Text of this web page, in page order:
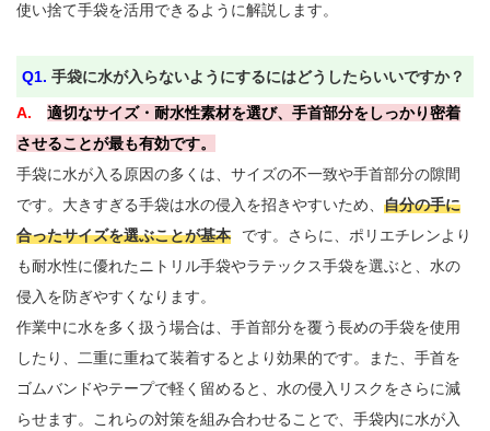
使い捨て手袋を活用できるように解説します。
Q1. 手袋に水が入らないようにするにはどうしたらいいですか？
A.
適切なサイズ・耐水性素材を選び、手首部分をしっかり密着
させることが最も有効です。
手袋に水が入る原因の多くは、サイズの不一致や手首部分の隙間
です。大きすぎる手袋は水の侵入を招きやすいため、 自分の手に
合ったサイズを選ぶことが基本
です。さらに、ポリエチレンより
も耐水性に優れたニトリル手袋やラテックス手袋を選ぶと、水の
侵入を防ぎやすくなります。
作業中に水を多く扱う場合は、手首部分を覆う長めの手袋を使用
したり、二重に重ねて装着するとより効果的です。また、手首を
ゴムバンドやテープで軽く留めると、水の侵入リスクをさらに減
らせます。これらの対策を組み合わせることで、手袋内に水が入